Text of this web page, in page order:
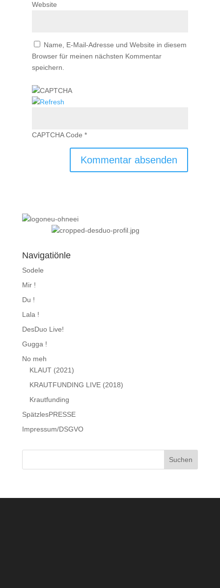
Website
Name, E-Mail-Adresse und Website in diesem
Browser für meinen nächsten Kommentar
speichern.
CAPTCHA Code *
Navigatiönle
Sodele
Mir !
Du !
Lala !
DesDuo Live!
Gugga !
No meh
KLAUT (2021)
KRAUTFUNDING LIVE (2018)
Krautfunding
SpätzlesPRESSE
Impressum/DSGVO